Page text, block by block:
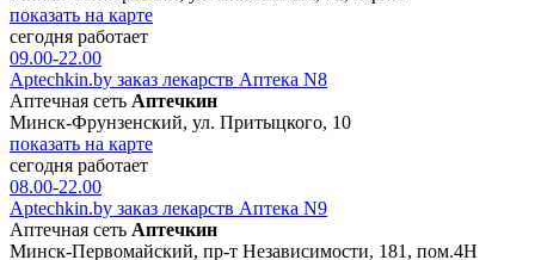
показать на карте
сегодня работает
09.00-22.00
Aptechkin.by заказ лекарств Аптека N8
Аптечная сеть Аптечкин
Минск-Фрунзенский, ул. Притыцкого, 10
показать на карте
сегодня работает
08.00-22.00
Aptechkin.by заказ лекарств Аптека N9
Аптечная сеть Аптечкин
Минск-Первомайский, пр-т Независимости, 181, пом.4Н